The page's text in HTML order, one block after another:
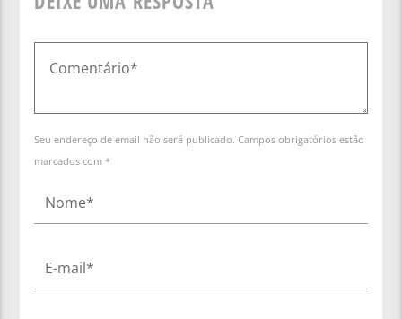
Seu endereço de email não será publicado. Campos obrigatórios estão
marcados com *